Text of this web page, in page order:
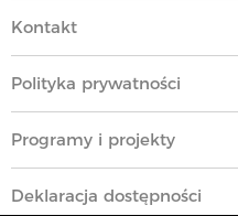
Kontakt
Polityka prywatności
Programy i projekty
Deklaracja dostępności